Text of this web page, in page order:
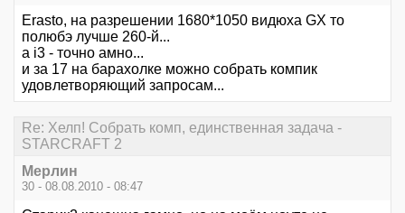
Erasto, на разрешении 1680*1050 видюха GX то
полюбэ лучше 260-й...
а i3 - точно амно...
и за 17 на барахолке можно собрать компик
удовлетворяющий запросам...
Re: Хелп! Собрать комп, единственная задача -
STARCRAFT 2
Мерлин
30 - 08.08.2010 - 08:47